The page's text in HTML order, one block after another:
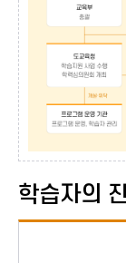
교육부 : 총괄
도교육청 : 학습지
프로그램 운영기관
한국교육개발원
연계·협력
관계부처
지자체
신촌정보통신학교,
학습자의